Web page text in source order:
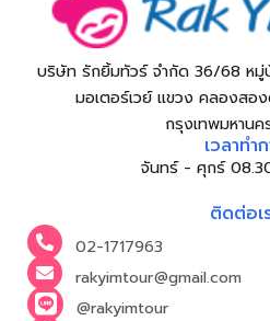
บริษัท รักยิ้มทัวร์ จำกัด 36/68 หมู่
มอเตอร์เวย์ แขวง คลองสอ
กรุงเทพมหาน
เวลาทำ
จันทร์ - ศุกร์
ติดต่อเ
02-1717963
rakyimtour@gmail.com
@rakyimtour